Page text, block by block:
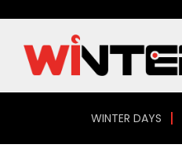
contenido
WINTER DAYS